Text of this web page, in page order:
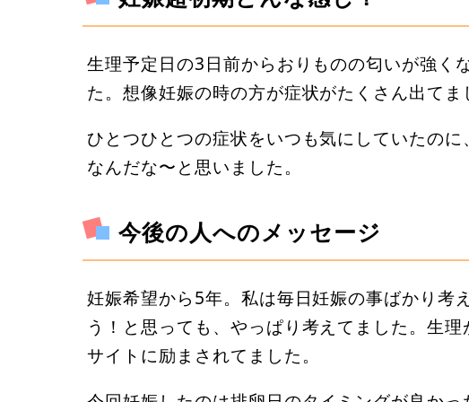
生理予定日の3日前からおりものの匂いが強く
た。想像妊娠の時の方が症状がたくさん出てま
ひとつひとつの症状をいつも気にしていたの
なんだな〜と思いました。
今後の人へのメッセージ
妊娠希望から5年。私は毎日妊娠の事ばかり考
う！と思っても、やっぱり考えてました。生
サイトに励まされてました。